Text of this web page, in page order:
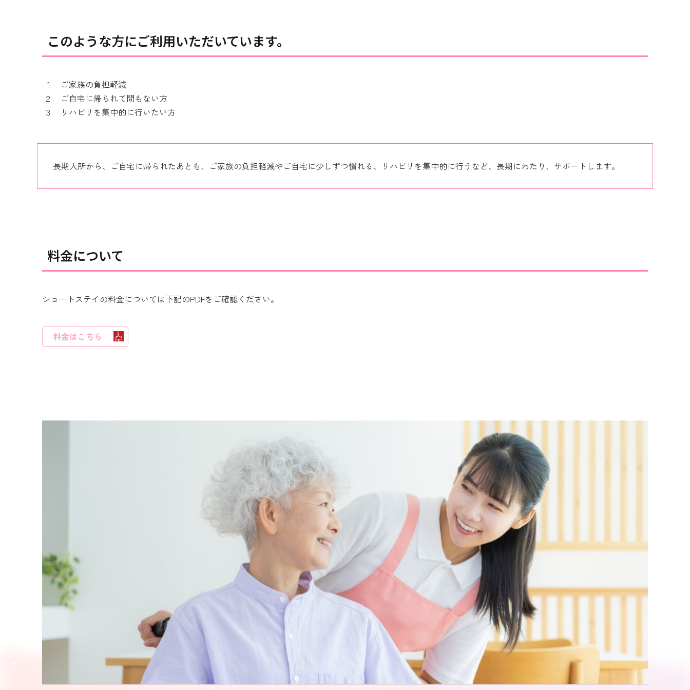
このような方にご利用いただいています。
１ ご家族の負担軽減
２ ご自宅に帰られて間もない方
３ リハビリを集中的に行いたい方
長期入所から、ご自宅に帰られたあとも、ご家族の負担軽減やご自宅に少しずつ慣れる、リハビリを集中的に行うなど、長期にわたり、サポートします。
料金について
ショートステイの料金については下記のPDFをご確認ください。
料金はこちら